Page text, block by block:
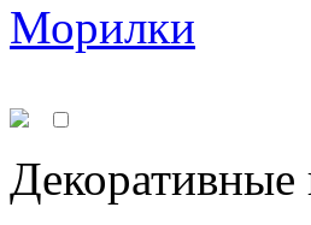
Морилки